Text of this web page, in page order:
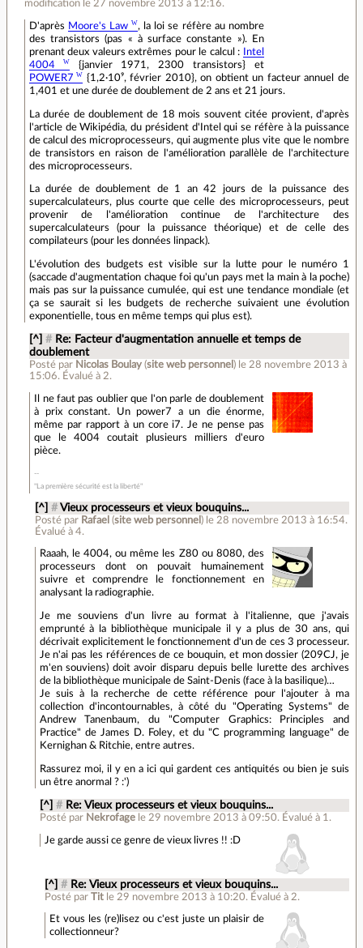
modification le 27 novembre 2013 à 12:16.
D'après Moore's Law
, la loi se réfère au nombre
des transistors (pas « à surface constante »). En
prenant deux valeurs extrêmes pour le calcul :
Intel
4004
{janvier 1971, 2300 transistors} et
POWER7
{1,2·10⁹, février 2010}, on obtient un facteur annuel de
1,401 et une durée de doublement de 2 ans et 21 jours.
La durée de doublement de 18 mois souvent citée provient, d'après
l'article de Wikipédia, du président d'Intel qui se réfère à la puissance
de calcul des microprocesseurs, qui augmente plus vite que le nombre
de transistors en raison de l'amélioration parallèle de l'architecture
des microprocesseurs.
La durée de doublement de 1 an 42 jours de la puissance des
supercalculateurs, plus courte que celle des microprocesseurs, peut
provenir de l'amélioration continue de l'architecture des
supercalculateurs (pour la puissance théorique) et de celle des
compilateurs (pour les données linpack).
L'évolution des budgets est visible sur la lutte pour le numéro 1
(saccade d'augmentation chaque foi qu'un pays met la main à la poche)
mais pas sur la puissance cumulée, qui est une tendance mondiale (et
ça se saurait si les budgets de recherche suivaient une évolution
exponentielle, tous en même temps qui plus est).
[^] # Re: Facteur d'augmentation annuelle et temps de
doublement
Posté par Nicolas Boulay (site web personnel ) le 28 novembre 2013 à
15:06. Évalué à 2.
Il ne faut pas oublier que l'on parle de doublement
à prix constant. Un power7 a un die énorme,
même par rapport à un core i7. Je ne pense pas
que le 4004 coutait plusieurs milliers d'euro
pièce.
"La première sécurité est la liberté"
[^] # Vieux processeurs et vieux bouquins...
Posté par Rafael (site web personnel ) le 28 novembre 2013 à 16:54.
Évalué à 4.
Raaah, le 4004, ou même les Z80 ou 8080, des
processeurs dont on pouvait humainement
suivre et comprendre le fonctionnement en
analysant la radiographie.
Je me souviens d'un livre au format à l'italienne, que j'avais
emprunté à la bibliothèque municipale il y a plus de 30 ans, qui
décrivait explicitement le fonctionnement d'un de ces 3 processeur.
Je n'ai pas les références de ce bouquin, et mon dossier (209CJ, je
m'en souviens) doit avoir disparu depuis belle lurette des archives
de la bibliothèque municipale de Saint-Denis (face à la basilique)…
Je suis à la recherche de cette référence pour l'ajouter à ma
collection d'incontournables, à côté du "Operating Systems" de
Andrew Tanenbaum, du "Computer Graphics: Principles and
Practice" de James D. Foley, et du "C programming language" de
Kernighan & Ritchie, entre autres.
Rassurez moi, il y en a ici qui gardent ces antiquités ou bien je suis
un être anormal ? :')
[^] # Re: Vieux processeurs et vieux bouquins...
Posté par Nekrofage le 29 novembre 2013 à 09:50. Évalué à 1 .
Je garde aussi ce genre de vieux livres !! :D
[^] # Re: Vieux processeurs et vieux bouquins...
Posté parTit le 29 novembre 2013 à 10:20. Évalué à 2.
Et vous les (re)lisez ou c'est juste un plaisir de
collectionneur?